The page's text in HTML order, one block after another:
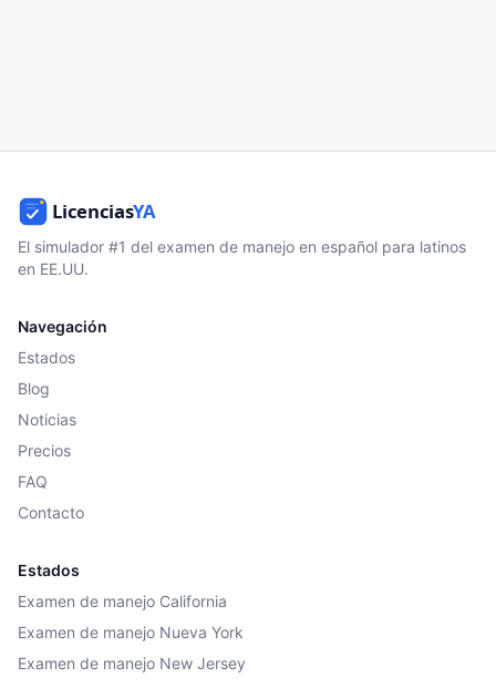
El simulador #1 del examen de manejo en español para latinos
en EE.UU.
Navegación
Estados
Blog
Noticias
Precios
FAQ
Contacto
Estados
Examen de manejo California
Examen de manejo Nueva York
Examen de manejo New Jersey